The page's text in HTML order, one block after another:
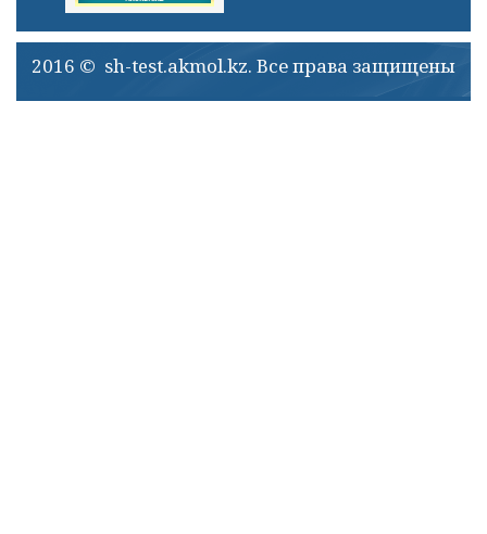
2016 © sh-test.akmol.kz. Все права защищены